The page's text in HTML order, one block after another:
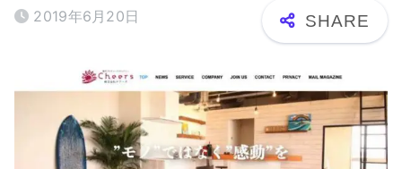
2019年6月20日